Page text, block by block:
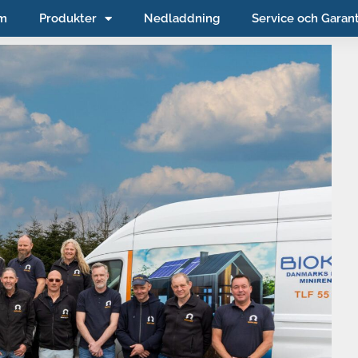
Produkter Nedladdning Service och